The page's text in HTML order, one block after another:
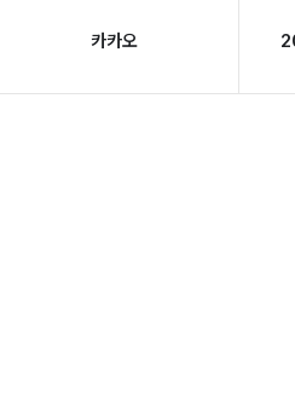
카카오